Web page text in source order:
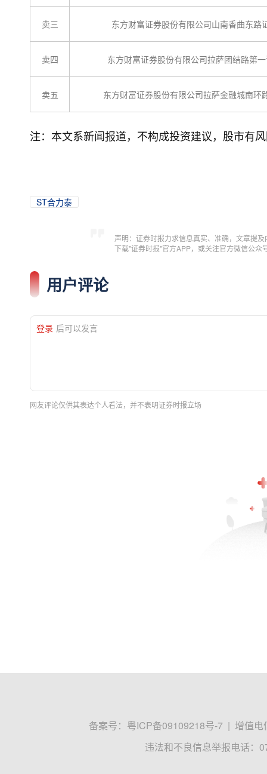
卖三 东方财富证券股份有限公司山南香曲东路
卖四 东方财富证券股份有限公司拉萨团结路第
卖五 东方财富证券股份有限公司拉萨金融城南环
注：本文系新闻报道，不构成投资建议，股市有
ST合力泰
声明：证券时报力求信息真实、准确，文章提
下载"证券时报"官方APP，或关注官方微信公
用户评论
登录 后可以发言
网友评论仅供其表达个人看法，并不表明证券时报立场
备案号： 粤ICP备09109218号-7 | 增值电
违法和不良信息举报电话：